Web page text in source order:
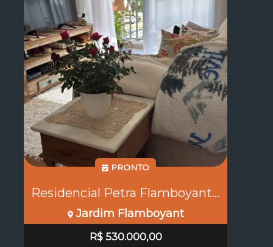
PRONTO
Residencial Petra Flamboyant COD:18447
Jardim Flamboyant
R$ 530.000,00